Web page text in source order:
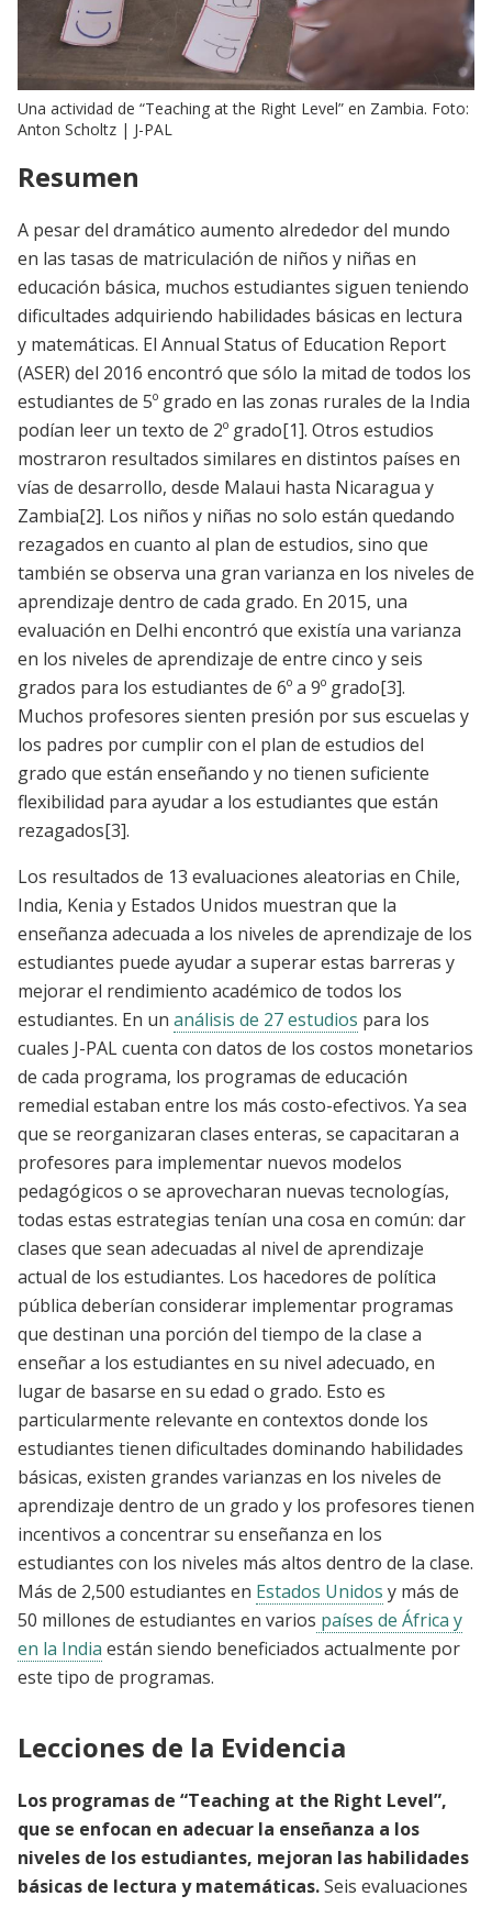
Una actividad de “Teaching at the Right Level” en Zambia. Foto:
Anton Scholtz | J-PAL
Resumen
A pesar del dramático aumento alrededor del mundo
en las tasas de matriculación de niños y niñas en
educación básica, muchos estudiantes siguen teniendo
dificultades adquiriendo habilidades básicas en lectura
y matemáticas. El Annual Status of Education Report
(ASER) del 2016 encontró que sólo la mitad de todos los
estudiantes de 5º grado en las zonas rurales de la India
podían leer un texto de 2º grado[1]. Otros estudios
mostraron resultados similares en distintos países en
vías de desarrollo, desde Malaui hasta Nicaragua y
Zambia[2]. Los niños y niñas no solo están quedando
rezagados en cuanto al plan de estudios, sino que
también se observa una gran varianza en los niveles de
aprendizaje dentro de cada grado. En 2015, una
evaluación en Delhi encontró que existía una varianza
en los niveles de aprendizaje de entre cinco y seis
grados para los estudiantes de 6º a 9º grado[3].
Muchos profesores sienten presión por sus escuelas y
los padres por cumplir con el plan de estudios del
grado que están enseñando y no tienen suficiente
flexibilidad para ayudar a los estudiantes que están
rezagados[3].
Los resultados de 13 evaluaciones aleatorias en Chile,
India, Kenia y Estados Unidos muestran que la
enseñanza adecuada a los niveles de aprendizaje de los
estudiantes puede ayudar a superar estas barreras y
mejorar el rendimiento académico de todos los
estudiantes. En un análisis de 27 estudios para los
cuales J-PAL cuenta con datos de los costos monetarios
de cada programa, los programas de educación
remedial estaban entre los más costo-efectivos. Ya sea
que se reorganizaran clases enteras, se capacitaran a
profesores para implementar nuevos modelos
pedagógicos o se aprovecharan nuevas tecnologías,
todas estas estrategias tenían una cosa en común: dar
clases que sean adecuadas al nivel de aprendizaje
actual de los estudiantes. Los hacedores de política
pública deberían considerar implementar programas
que destinan una porción del tiempo de la clase a
enseñar a los estudiantes en su nivel adecuado, en
lugar de basarse en su edad o grado. Esto es
particularmente relevante en contextos donde los
estudiantes tienen dificultades dominando habilidades
básicas, existen grandes varianzas en los niveles de
aprendizaje dentro de un grado y los profesores tienen
incentivos a concentrar su enseñanza en los
estudiantes con los niveles más altos dentro de la clase.
Más de 2,500 estudiantes en Estados Unidos y más de
50 millones de estudiantes en varios países de África y
en la India están siendo beneficiados actualmente por
este tipo de programas.
Lecciones de la Evidencia
Los programas de “Teaching at the Right Level”,
que se enfocan en adecuar la enseñanza a los
niveles de los estudiantes, mejoran las habilidades
básicas de lectura y matemáticas.Seis evaluaciones